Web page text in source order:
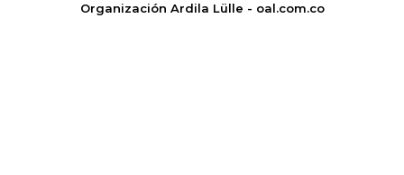
Organización Ardila Lülle - oal.com.co